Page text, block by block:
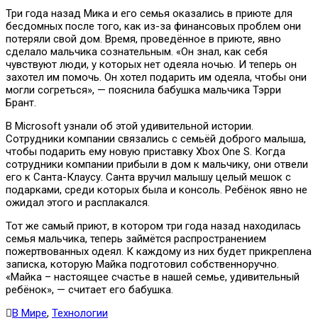
Три года назад Мика и его семья оказались в приюте для
бесдомных после того, как из-за финансовых проблем они
потеряли свой дом. Время, проведённое в приюте, явно
сделало мальчика сознательным. «Он знал, как себя
чувствуют люди, у которых нет одеяла ночью. И теперь он
захотел им помочь. Он хотел подарить им одеяла, чтобы они
могли согреться», — пояснила бабушка мальчика Тэрри
Брант.
В Microsoft узнали об этой удивительной истории.
Сотрудники компании связались с семьёй доброго малыша,
чтобы подарить ему новую приставку Xbox One S. Когда
сотрудники компании прибыли в дом к мальчику, они отвели
его к Санта-Клаусу. Санта вручил малышу целый мешок с
подарками, среди которых была и консоль. Ребёнок явно не
ожидал этого и расплакался.
Тот же самый приют, в котором три года назад находилась
семья мальчика, теперь займётся распространением
пожертвованных одеял. К каждому из них будет прикреплена
записка, которую Майка подготовил собственноручно.
«Майка – настоящее счастье в нашей семье, удивительный
ребёнок», — считает его бабушка.
В Мире, Технологии